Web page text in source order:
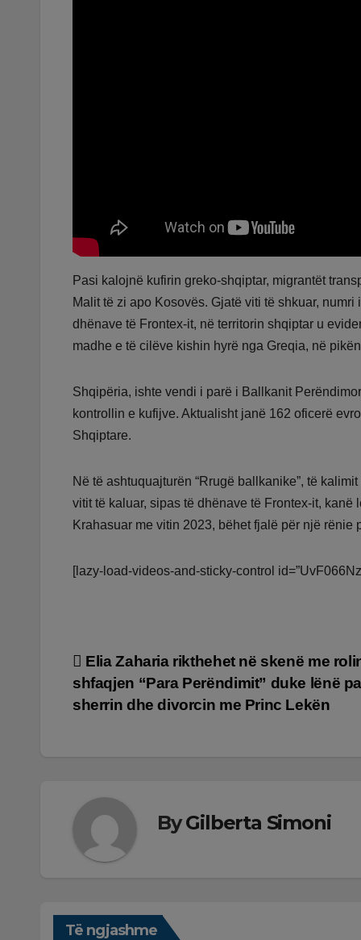
Pasi kalojnë kufirin greko-shqiptar, migrantët
Malit të zi apo Kosovës. Gjatë viti të shkuar,
dhënave të Frontex-it, në territorin shqiptar u
madhe e të cilëve kishin hyrë nga Greqia, në
Shqipëria, ishte vendi i parë i Ballkanit
kontrollin e kufijve. Aktualisht janë 162 oficerë
Shqiptare.
Në të ashtuquajturën “Rrugë ballkanike”, të
vitit të kaluar, sipas të dhënave të Frontex-it,
Krahasuar me vitin 2023, bëhet fjalë për një rënie
[lazy-load-videos-and-sticky-control
Lëvizje
te
Elia Zaharia rikthehet në skenë me
shfaqjen “Para Perëndimit” duke lënë
sherrin dhe divorcin me Princ Lekën
ByGilberta Simoni
Të ngjashme